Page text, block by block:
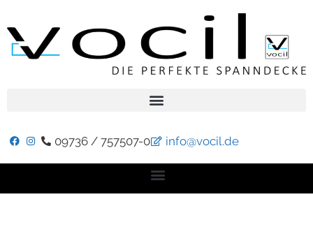
09736 / 757507-0 info@vocil.de